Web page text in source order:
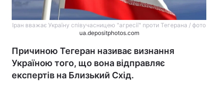
Іран вважає Україну співучасницею "агресії" проти Тегерана / фото
ua.depositphotos.com
Причиною Тегеран називає визнання
Україною того, що вона відправляє
експертів на Близький Схід.